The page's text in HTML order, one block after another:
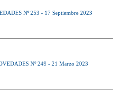
Nº 253 - 17 Septiembre 2023
Nº 249 - 21 Marzo 2023